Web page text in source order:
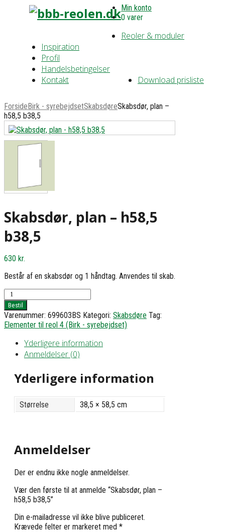
Min konto
0 varer
Reoler & moduler
Inspiration
Profil
Handelsbetingelser
Download prisliste
Kontakt
ForsideBirk - syrebejdsetSkabsdøreSkabsdør, plan –
h58,5 b38,5
Skabsdør, plan – h58,5
b38,5
630 kr.
Består af en skabsdør og 1 håndtag. Anvendes til skab.
Skabsdør,
plan
-
h58,5
b38,5
Bestil
Varenummer: 699603BS Kategori: Skabsdøre Tag:
Elementer til reol 4 (Birk - syrebejdset)
Yderligere information
Anmeldelser (0)
Yderligere information
Størrelse 38,5 × 58,5 cm
Anmeldelser
Der er endnu ikke nogle anmeldelser.
Vær den første til at anmelde “Skabsdør, plan –
h58,5 b38,5”
Din e-mailadresse vil ikke blive publiceret.
Krævede felter er markeret med *